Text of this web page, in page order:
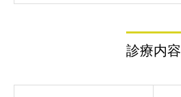
診療内容